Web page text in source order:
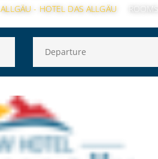
ALLGÄU - HOTEL DAS ALLGÄU